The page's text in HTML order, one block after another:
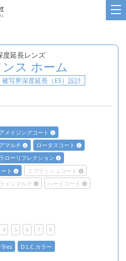
度延長レンズ
ス ホーム
写界深度延長（ES）設計
アメイジングコート
マルチ
ロータスコート
ローリフレクション
ト
スプラッシュコート
メンマルチ
ハードコート
4 5 6 7 8
Tres D.L.C.カラー